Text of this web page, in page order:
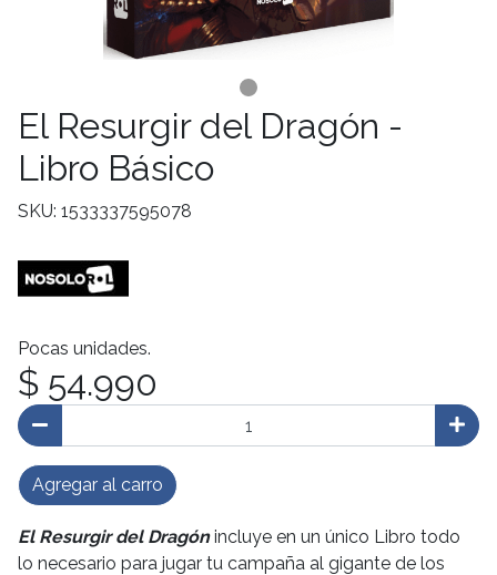
El Resurgir del Dragón -
Libro Básico
SKU: 1533337595078
Pocas unidades.
$ 54.990
Agregar al carro
El Resurgir del Dragónincluye en un único Libro todo
lo necesario para jugar tu campaña al gigante de los